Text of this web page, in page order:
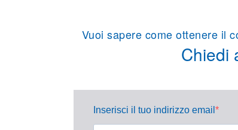
Vuoi sapere come ottenere il
Chiedi